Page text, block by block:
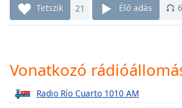
currently
behind
liveLIVE
Playback
Tetszik 21 Élő adás 6
Vonatkozó
Radio Río Cuarto 1010 AM